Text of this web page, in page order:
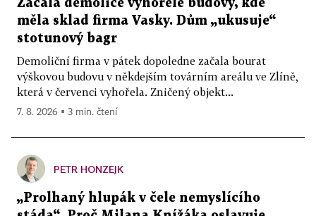
Začala demolice vyhořelé budovy, kde
měla sklad firma Vasky. Dům „ukusuje“
stotunový bagr
Demoliční firma v pátek dopoledne začala bourat
výškovou budovu v někdejším továrním areálu ve Zlíně,
která v červenci vyhořela. Zničený objekt...
7. 8. 2026 ▪ 3 min. čtení
PETR HONZEJK
„Prolhaný hlupák v čele nemyslícího